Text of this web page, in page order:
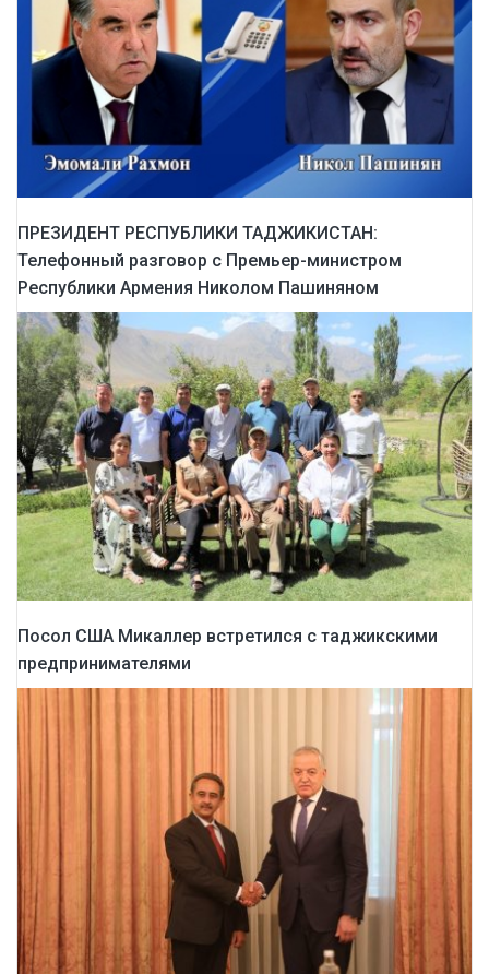
ПРЕЗИДЕНТ РЕСПУБЛИКИ ТАДЖИКИСТАН:
Телефонный разговор с Премьер-министром
Республики Армения Николом Пашиняном
Посол США Микаллер встретился с таджикскими
предпринимателями